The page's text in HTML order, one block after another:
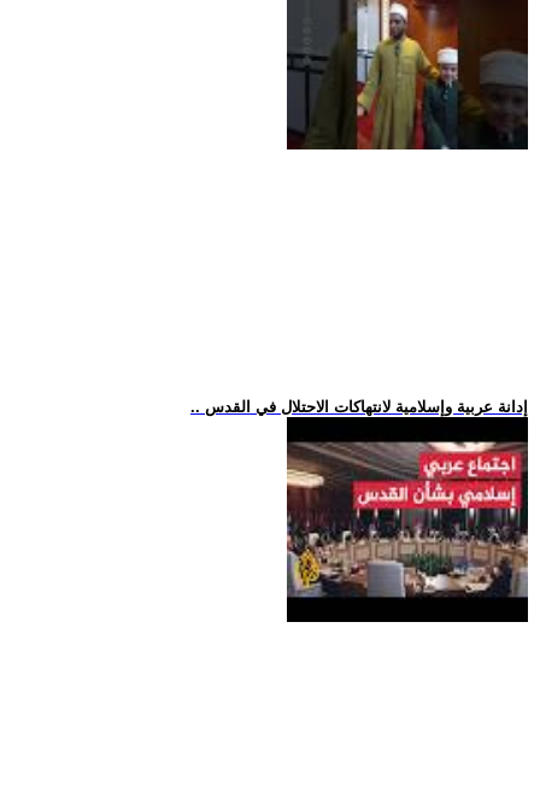
.. إدانة عربية وإسلامية لانتهاكات الاحتلال في القدس